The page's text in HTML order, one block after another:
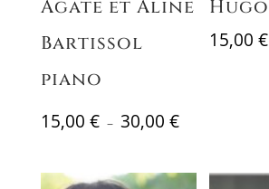
Agate et Aline
Bartissol
piano
15,00 € – 30,00 €Plage
15,00 €
Hugo
15,00€